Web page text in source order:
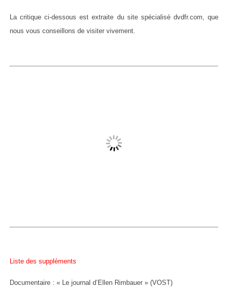
La critique ci-dessous est extraite du site spécialisé dvdfr.com, que
nous vous conseillons de visiter vivement.
Liste des suppléments
Documentaire : « Le journal d’Ellen Rimbauer » (VOST)